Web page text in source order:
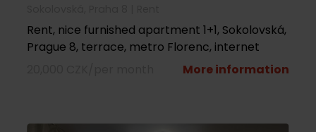
Rent, nice furnished apartment 1+1, Sokolovská,
Prague 8, terrace, metro Florenc, internet
More information